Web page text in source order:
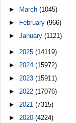
►
March(1045)
►
February(966)
►January(1121)
► 2025(14119)
► 2024(15972)
► 2023(15911)
►2022(17076)
►2021(7315)
►2020(4224)